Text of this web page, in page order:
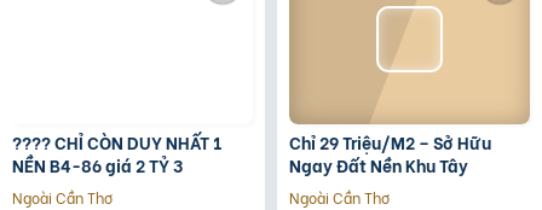
???? CHỈ CÒN DUY NHẤT 1
NỀN B4-86 giá 2 TỶ 3
Ngoài Cần Thơ
Chỉ 29 Triệu/M2 – Sở Hữu
Ngay Đất Nền Khu Tây
Ngoài Cần Thơ